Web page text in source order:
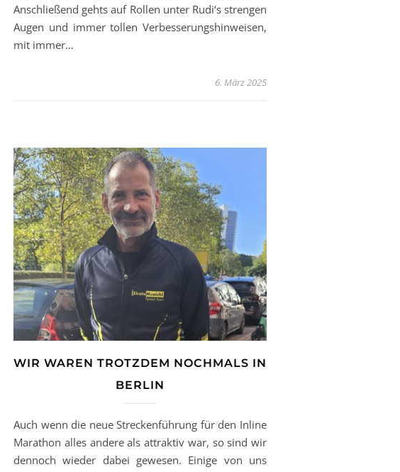
Anschließend gehts auf Rollen unter Rudi‘s strengen
Augen und immer tollen Verbesserungshinweisen,
mit immer…
6. März 2025
WIR WAREN TROTZDEM NOCHMALS IN
BERLIN
Auch wenn die neue Streckenführung für den Inline
Marathon alles andere als attraktiv war, so sind wir
dennoch wieder dabei gewesen. Einige von uns